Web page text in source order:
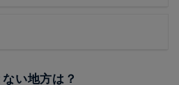
い地方は？